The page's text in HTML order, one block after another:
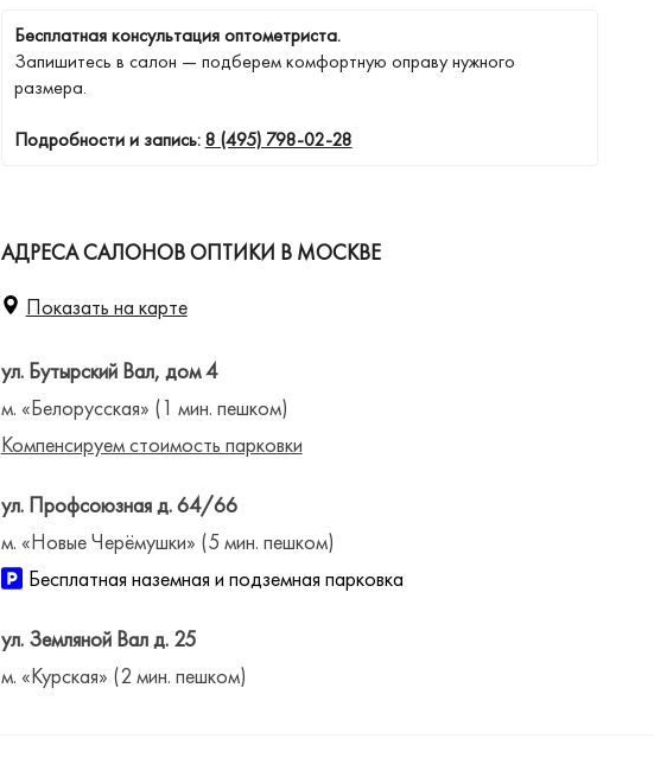
Бесплатная консультация оптометриста.
Запишитесь в салон — подберем комфортную оправу нужного
размера.
Подробности и запись:8 (495) 798-02-28
АДРЕСА САЛОНОВ ОПТИКИ В МОСКВЕ
Показать на карте
ул. Бутырский Вал, дом 4
м. «Белорусская» (1 мин. пешком)
Компенсируем стоимость парковки
ул. Профсоюзная д. 64/66
м. «Новые Черёмушки» (5 мин. пешком)
Бесплатная наземная и подземная парковка
ул. Земляной Вал д. 25
м. «Курская» (2 мин. пешком)